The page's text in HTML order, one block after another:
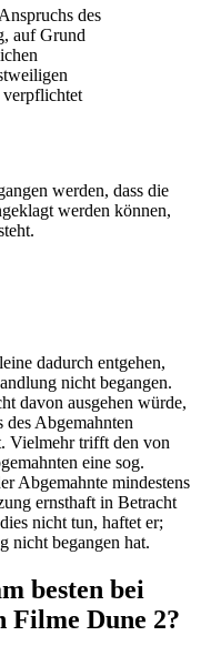
des
auf Grund
verpflichtet
werden, dass die
werden können,
dadurch entgehen,
nicht begangen.
davon ausgehen würde,
Abgemahnten
Vielmehr trifft den von
eine sog.
Abgemahnte mindestens
ernsthaft in Betracht
nicht tun, haftet er;
nicht begangen hat.
besten bei
Filme Dune 2?